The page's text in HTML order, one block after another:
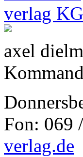
axel
Fon: 069
verlag.de